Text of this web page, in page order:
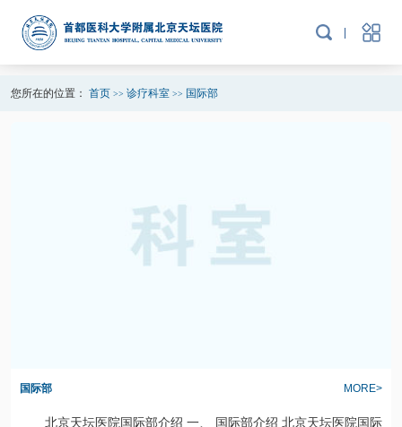
您所在的位置： 首页 >> 诊疗科室>> 国际部
国际部 MORE>
北京天坛医院国际部介绍 一、 国际部介绍 北京天坛医院国际